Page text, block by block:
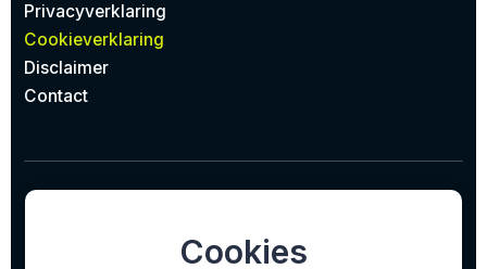
Privacyverklaring
Cookieverklaring
Disclaimer
Contact
Cookies